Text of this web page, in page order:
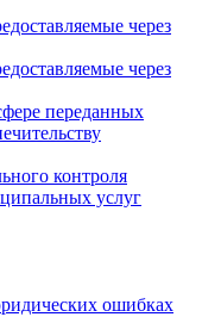
через
через
переданных
контроля
услуг
ошибках